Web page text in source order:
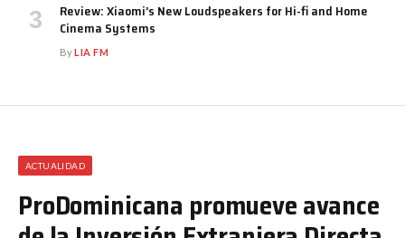
Review: Xiaomi’s New Loudspeakers for Hi-fi and Home
Cinema Systems
ByLIA FM
ACTUALIDAD
ProDominicana promueve avance